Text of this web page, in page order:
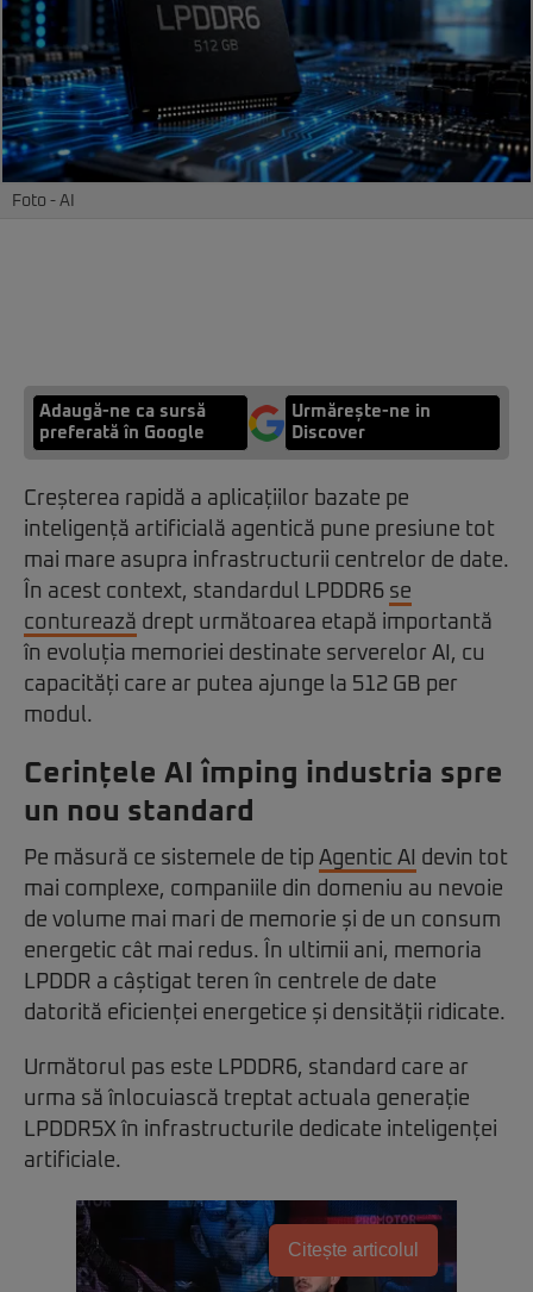
Foto - AI
Adaugă-ne ca sursă
preferată în Google
Urmărește-ne in
Discover
Creșterea rapidă a aplicațiilor bazate pe
inteligență artificială agentică pune presiune tot
mai mare asupra infrastructurii centrelor de date.
În acest context, standardul LPDDR6 se
conturează drept următoarea etapă importantă
în evoluția memoriei destinate serverelor AI, cu
capacități care ar putea ajunge la 512 GB per
modul.
Cerințele AI împing industria spre
un nou standard
Pe măsură ce sistemele de tip Agentic AI devin tot
mai complexe, companiile din domeniu au nevoie
de volume mai mari de memorie și de un consum
energetic cât mai redus. În ultimii ani, memoria
LPDDR a câștigat teren în centrele de date
datorită eficienței energetice și densității ridicate.
Următorul pas este LPDDR6, standard care ar
urma să înlocuiască treptat actuala generație
LPDDR5X în infrastructurile dedicate inteligenței
artificiale.
Citește articolul